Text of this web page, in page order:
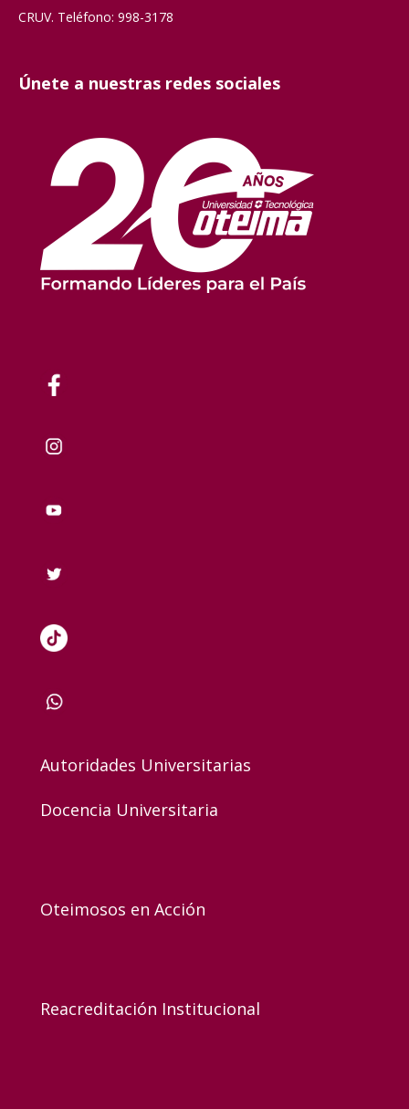
CRUV. Teléfono: 998-3178
Únete a nuestras redes sociales
Autoridades Universitarias
Docencia Universitaria
Oteimosos en Acción
Reacreditación Institucional